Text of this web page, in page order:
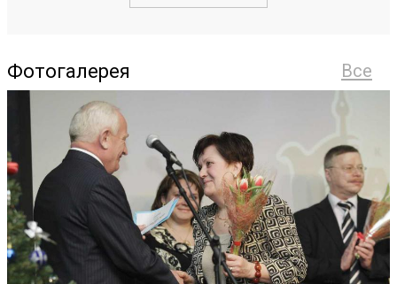
Все
Фотогалерея